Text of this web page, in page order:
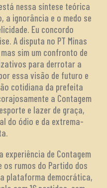
nessa síntese teórica
a ignorância e o medo se
Eu concordo
A disputa no PT Minas
sim um confronto de
para derrotar a
essa visão de futuro e
cotidiana da prefeita
a Contagem
e lazer de graça,
do ódio e da extrema-
de Contagem
rumos do Partido dos
plataforma democrática,